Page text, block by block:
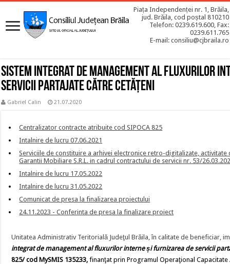
Piața Independenței nr. 1, Brăila,
jud. Brăila, cod poștal 810210
Telefon: 0239.619.600, Fax:
0239.611.765
E-mail: consiliu@cjbraila.ro
Sistem integrat de management al fluxurilor
servicii partajate către cetăţeni
Gabriel Calin 21.07.2020
Centralizator contracte atribuite cod SIPOCA 825
Intalnire de lucru 07.06.2021
Serviciile de constituire a arhivei electronice retro-digitalizate, activitate
Garantii Mobiliare S.R.L. in cadrul contractului de servicii nr. 53/
Intalnire de lucru 17.05.2022
Intalnire de lucru 31.05.2022
Comunicat de presa la finalizarea proiectului
24.11.2023 - Conferinta de presa la finalizare proiect
Unitatea Administrativ Teritorială Judeţul Brăila, în calitate de beneficiar,
integrat de management al fluxurilor interne și furnizarea de servicii
825/ cod MySMIS 135233,finanţat prin Programul Operaţional Capacitate